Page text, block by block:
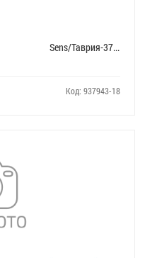
Sens/Таврия-3707080
Код: 937943-18